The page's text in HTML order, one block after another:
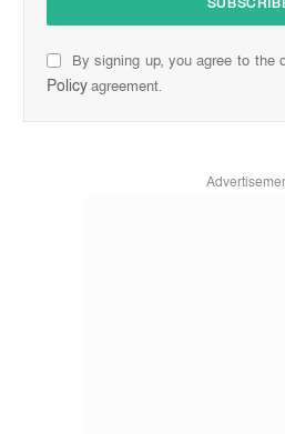
By signing up, you agree to the
Policyagreement.